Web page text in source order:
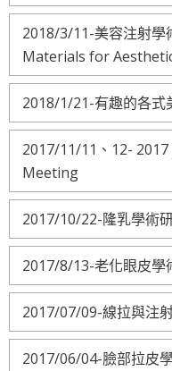
2018/3/11-美容注射
Materials for
2018/1/21-有趣的各式
2017/11/11、12-
Meeting
2017/10/22-隆乳學術
2017/8/13-老化眼皮學
2017/07/09-線拉與注
2017/06/04-臉部拉皮